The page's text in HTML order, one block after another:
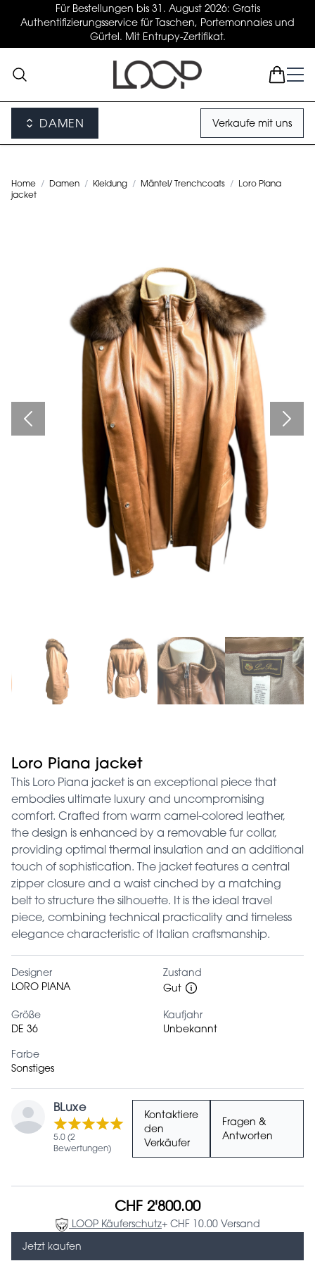
Für Bestellungen bis 31. August 2026: Gratis
Authentifizierungsservice für Taschen, Portemonnaies und
Gürtel. Mit Entrupy-Zertifikat.
DAMEN Verkaufe mit uns
Home / Damen / Kleidung / Mäntel/ Trenchcoats /
Loro Piana
jacket
Loro Piana jacket
This Loro Piana jacket is an exceptional piece that
embodies ultimate luxury and uncompromising
comfort. Crafted from warm camel-colored leather,
the design is enhanced by a removable fur collar,
providing optimal thermal insulation and an additional
touch of sophistication. The jacket features a central
zipper closure and a waist cinched by a matching
belt to structure the silhouette. It is the ideal travel
piece, combining technical practicality and timeless
elegance characteristic of Italian craftsmanship.
Designer
LORO PIANA
Zustand
Gut
Größe
DE 36
Kaufjahr
Unbekannt
Farbe
Sonstiges
BLuxe
5.0 (2
Bewertungen)
Kontaktiere
den
Verkäufer
Fragen &
Antworten
CHF 2'800.00
LOOP Käuferschutz+ CHF 10.00 Versand
Jetzt kaufen